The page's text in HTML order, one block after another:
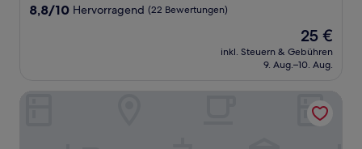
8.8
8,8/10 Hervorragend (22 Bewertungen)
Der
Preis
beträgt
25 €
inkl. Steuern & Gebühren
9. Aug.–10. Aug.